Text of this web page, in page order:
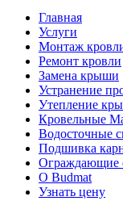
Главная
Услуги
Монтаж
Ремонт кровли
Замена крыши
Устранение
Утепление
Кровельные
Водосточные
Подшивка
Ограждающие
О Budmat
Узнать цену